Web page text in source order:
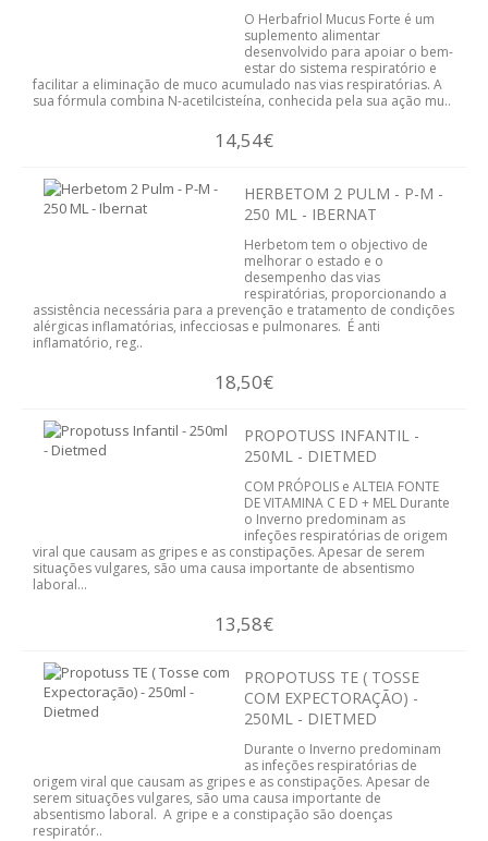
COSMÉTICA
FIGADO E VISÍCULA
CIRCULAÇÃO
MEMÓRIA E CONCENTRAÇÃO
MENOPAUSA
SISTEMA CARDIOVASCULAR
SISTEMA IMUNITÁRIO
O Herbafriol Mucus Forte é um
suplemento alimentar
desenvolvido para apoiar o bem-
estar do sistema respiratório e
facilitar a eliminação de muco acumulado nas vias respiratórias. A
sua fórmula combina N-acetilcisteína, conhecida pela sua ação mu..
14,54€
HERBETOM 2 PULM - P-M -
250 ML - IBERNAT
Herbetom tem o objectivo de
melhorar o estado e o
desempenho das vias
respiratórias, proporcionando a
assistência necessária para a prevenção e tratamento de condições
alérgicas inflamatórias, infecciosas e pulmonares. É anti
inflamatório, reg..
18,50€
PROPOTUSS INFANTIL -
250ML - DIETMED
COM PRÓPOLIS e ALTEIA FONTE
DE VITAMINA C E D + MEL Durante
o Inverno predominam as
infeções respiratórias de origem
viral que causam as gripes e as constipações. Apesar de serem
situações vulgares, são uma causa importante de absentismo
laboral...
13,58€
PROPOTUSS TE ( TOSSE
COM EXPECTORAÇÃO) -
250ML - DIETMED
Durante o Inverno predominam
as infeções respiratórias de
origem viral que causam as gripes e as constipações. Apesar de
serem situações vulgares, são uma causa importante de
absentismo laboral. A gripe e a constipação são doenças
respiratór..